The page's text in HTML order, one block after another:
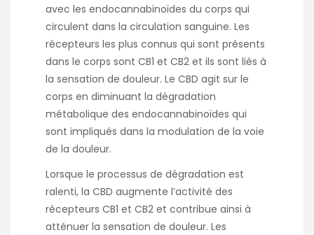
avec les endocannabinoïdes du corps qui
circulent dans la circulation sanguine. Les
récepteurs les plus connus qui sont présents
dans le corps sont CB1 et CB2 et ils sont liés à
la sensation de douleur. Le CBD agit sur le
corps en diminuant la dégradation
métabolique des endocannabinoïdes qui
sont impliqués dans la modulation de la voie
de la douleur.
Lorsque le processus de dégradation est
ralenti, la CBD augmente l’activité des
récepteurs CB1 et CB2 et contribue ainsi à
atténuer la sensation de douleur. Les